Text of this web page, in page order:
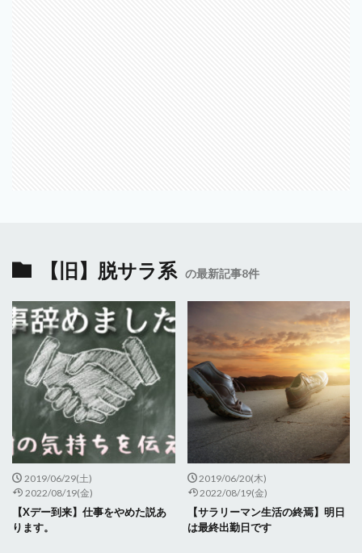
【旧】脱サラ系 の最新記事8件
2019/06/29(土)
2022/08/19(金)
【Xデー到来】仕事をやめた説あ
ります。
2019/06/20(木)
2022/08/19(金)
【サラリーマン生活の終焉】明日
は最終出勤日です